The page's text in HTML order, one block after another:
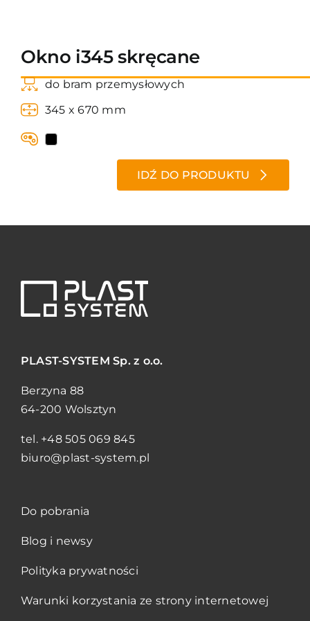
Okno i345 skręcane
do bram przemysłowych
345 x 670 mm
IDŹ DO PRODUKTU
PLAST-SYSTEMSp. z o.o.
Berzyna 88
64-200 Wolsztyn
tel. +48 505 069 845
biuro@plast-system.pl
Do pobrania
Blog i newsy
Polityka prywatności
Warunki korzystania ze strony internetowej